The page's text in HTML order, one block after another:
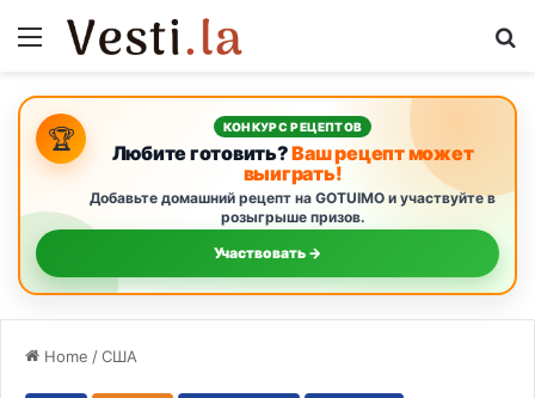
Menu
🏆 КОНКУРС РЕЦЕПТОВ
Любите готовить?Ваш рецепт может
выиграть!
Добавьте домашний рецепт на GOTUIMO и участвуйте в
розыгрыше призов.
Участвовать →
Home /США